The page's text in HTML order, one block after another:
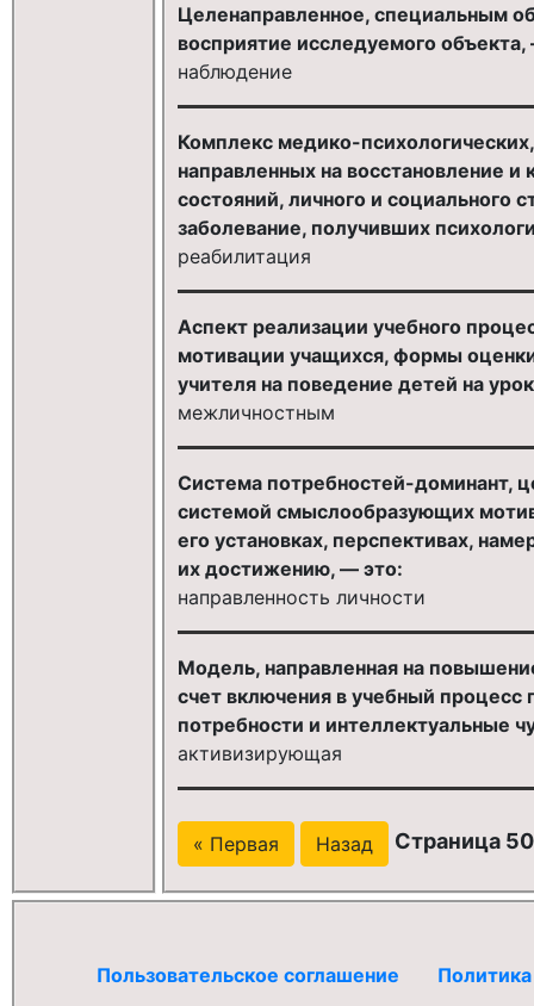
Целенаправленное, специальным
восприятие исследуемого
наблюдение
Комплекс медико-
направленных на восстановление
состояний, личного и социального
заболевание, получивших
реабилитация
Аспект реализации учебного
мотивации учащихся, формы
учителя на поведение детей на
межличностным
Система потребностей-доминант,
системой смыслообразующих
его установках, перспективах,
их достижению, — это:
направленность личности
Модель, направленная на
счет включения в учебный
потребности и интеллектуальные
активизирующая
« Первая Назад Страница
Пользовательское соглашение